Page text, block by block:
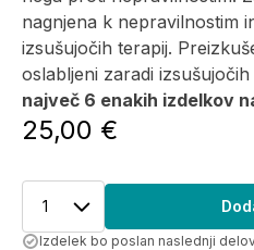
nagnjena k nepravilnostim
izsušujočih terapij.
oslabljeni zaradi izsušujočih
največ 6 enakih izdelkov
25,00 €
1
Izdelek bo poslan naslednji